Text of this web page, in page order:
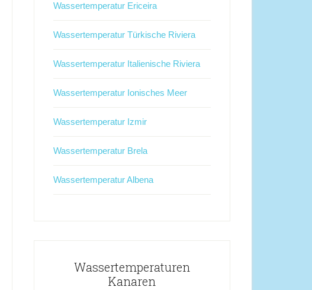
Wassertemperatur Ericeira
Wassertemperatur Türkische Riviera
Wassertemperatur Italienische Riviera
Wassertemperatur Ionisches Meer
Wassertemperatur Izmir
Wassertemperatur Brela
Wassertemperatur Albena
Wassertemperaturen
Kanaren